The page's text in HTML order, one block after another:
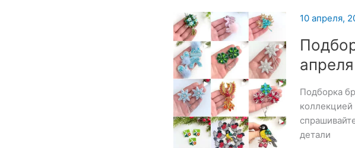
10 апреля,
Подборка
коллекцией
детали